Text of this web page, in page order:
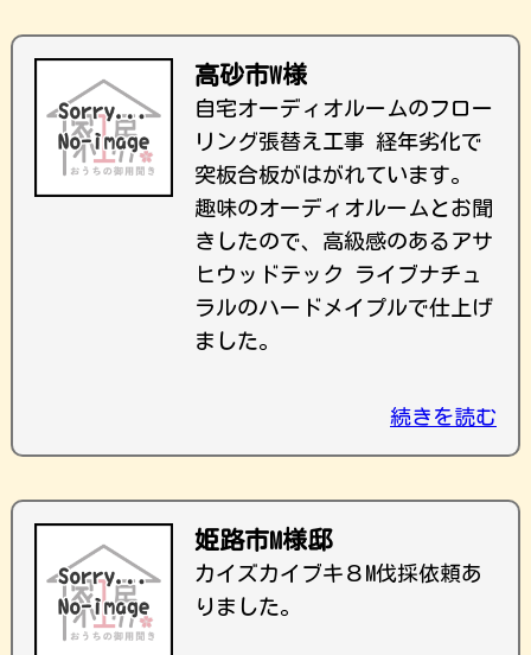
高砂市W様
自宅オーディオルームのフロー
リング張替え工事 経年劣化で
突板合板がはがれています。
趣味のオーディオルームとお聞
きしたので、高級感のあるアサ
ヒウッドテック ライブナチュ
ラルのハードメイプルで仕上げ
ました。
続きを読む
姫路市M様邸
カイズカイブキ８M伐採依頼あ
りました。